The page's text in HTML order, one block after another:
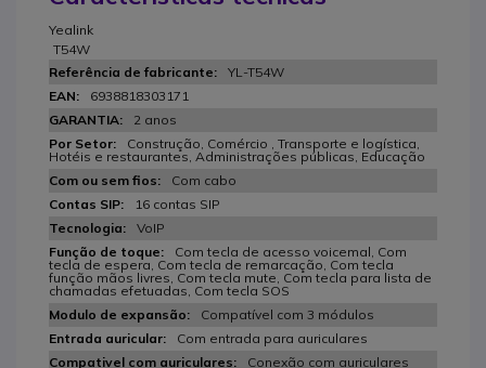
Yealink
T54W
YL-T54W
6938818303171
2 anos
Construção, Comércio , Transporte e logística,
Hotéis e restaurantes, Administrações públicas, Educação
Com cabo
16 contas SIP
VoIP
Com tecla de acesso voicemal, Com
tecla de espera, Com tecla de remarcação, Com tecla
função mãos livres, Com tecla mute, Com tecla para lista de
chamadas efetuadas, Com tecla SOS
Compatível com 3 módulos
Com entrada para auriculares
Conexão com auriculares